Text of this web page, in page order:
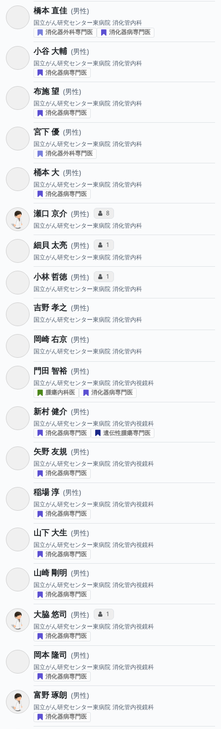
橋本 直佳 男性
国立がん研究センター東病院 消化管内科
消化器外科専門医
消化器病専門医
小谷 大輔 男性
国立がん研究センター東病院 消化管内科
消化器病専門医
布施 望 男性
国立がん研究センター東病院 消化管内科
消化器病専門医
宮下 優 男性
国立がん研究センター東病院 消化管内科
消化器外科専門医
桶本 大 男性
国立がん研究センター東病院 消化管内科
消化器病専門医
瀬口 京介 男性 コミュニケーション・タイプ投票数
8
国立がん研究センター東病院 消化管内科
細貝 太亮 男性 コミュニケーション・タイプ投票数
1
国立がん研究センター東病院 消化管内科
小林 哲徳 男性 コミュニケーション・タイプ投票数
1
国立がん研究センター東病院 消化管内科
吉野 孝之 男性
国立がん研究センター東病院 消化管内科
岡崎 右京 男性
国立がん研究センター東病院 消化管内科
門田 智裕 男性
国立がん研究センター東病院 消化管内視鏡科
腫瘍内科医
消化器病専門医
新村 健介 男性
国立がん研究センター東病院 消化管内視鏡科
消化器病専門医
遺伝性腫瘍専門医
矢野 友規 男性
国立がん研究センター東病院 消化管内視鏡科
消化器病専門医
稲場 淳 男性
国立がん研究センター東病院 消化管内視鏡科
消化器病専門医
山下 大生 男性
国立がん研究センター東病院 消化管内視鏡科
消化器病専門医
山崎 剛明 男性
国立がん研究センター東病院 消化管内視鏡科
消化器病専門医
大脇 悠司 男性 コミュニケーション・タイプ投票数
1
国立がん研究センター東病院 消化管内視鏡科
消化器病専門医
岡本 隆司 男性
国立がん研究センター東病院 消化管内視鏡科
消化器病専門医
富野 琢朗 男性
国立がん研究センター東病院 消化管内視鏡科
消化器病専門医